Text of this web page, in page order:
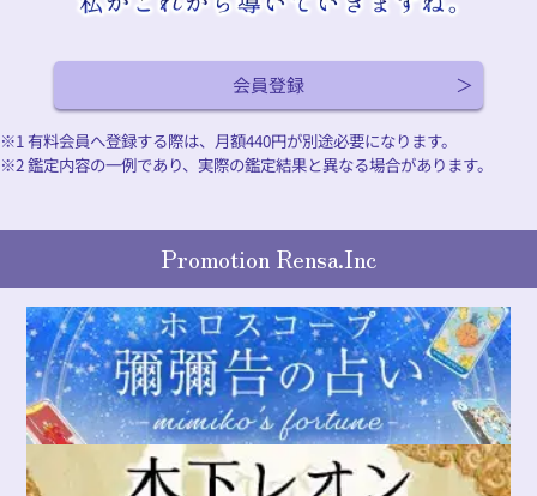
会員登録
※1 有料会員へ登録する際は、月額440円が別途必要になります。
※2 鑑定内容の一例であり、実際の鑑定結果と異なる場合があります。
Promotion Rensa.Inc